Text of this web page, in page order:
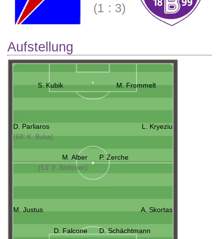
(1 : 3)
Aufstellung
S. Kubik M. Frommelt
D. Parliaros
(68' K. Buka)
L. Kryeziu
M. Alber
(53' F. Böttcher)
P. Zerche
M. Justus A. Skortas
D. Falcone D. Schächtmann